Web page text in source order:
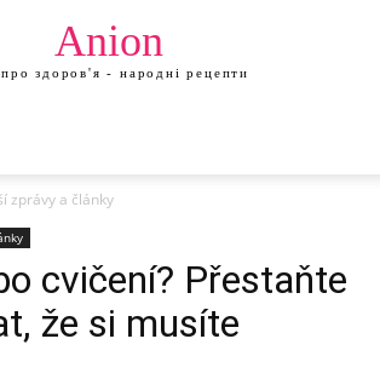
Anion
здоров'я - народні рецепти
zprávy a články
cvičení? Přestaňte
že si musíte